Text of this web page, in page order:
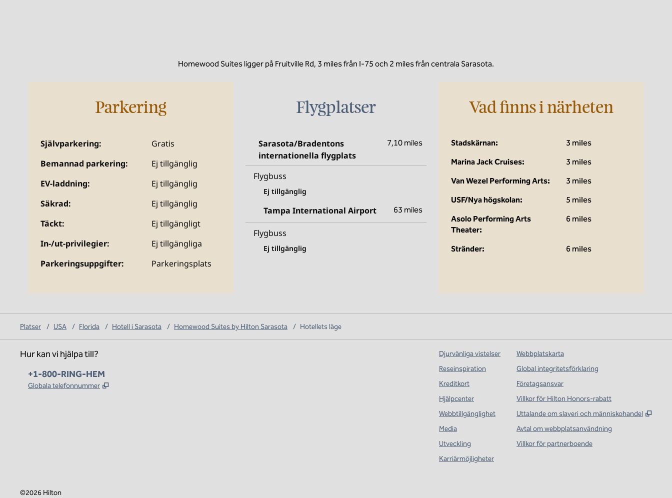
Homewood Suites ligger på Fruitville Rd, 3 miles från I-75 och 2 miles från centrala Sarasota.
Parkering
Självparkering:
Gratis
Bemannad parkering:
Ej tillgänglig
EV-laddning:
Ej tillgänglig
Säkrad:
Ej tillgänglig
Täckt:
Ej tillgängligt
In-/ut-privilegier:
Ej tillgängliga
Parkeringsuppgifter:
Parkeringsplats
Flygplatser
Sarasota/Bradentons
internationella flygplats
7,10 miles
Flygbuss
Ej tillgänglig
Tampa International Airport 63 miles
Flygbuss
Ej tillgänglig
Vad finns i närheten
Stadskärnan:
3 miles
Marina Jack Cruises:
3 miles
Van Wezel Performing Arts:
3 miles
USF/Nya högskolan:
5 miles
Asolo Performing Arts
Theater:
6 miles
Stränder: 6 miles
Platser / USA / Florida / Hotell i Sarasota / Homewood Suites by Hilton Sarasota / Hotellets läge
Hur kan vi hjälpa till?
Telefon:
+1-800-RING-HEM
Globala telefonnummer ,
Djurvänliga vistelser
Reseinspiration
Kreditkort
Hjälpcenter
Webbtillgänglighet
Media
Utveckling
Karriärmöjligheter
Webbplatskarta
Global integritetsförklaring
Företagsansvar
Villkor för Hilton Honors-rabatt
Uttalande om slaveri och människohandel
,
Avtal om webbplatsanvändning
Villkor för partnerboende
©2026 Hilton